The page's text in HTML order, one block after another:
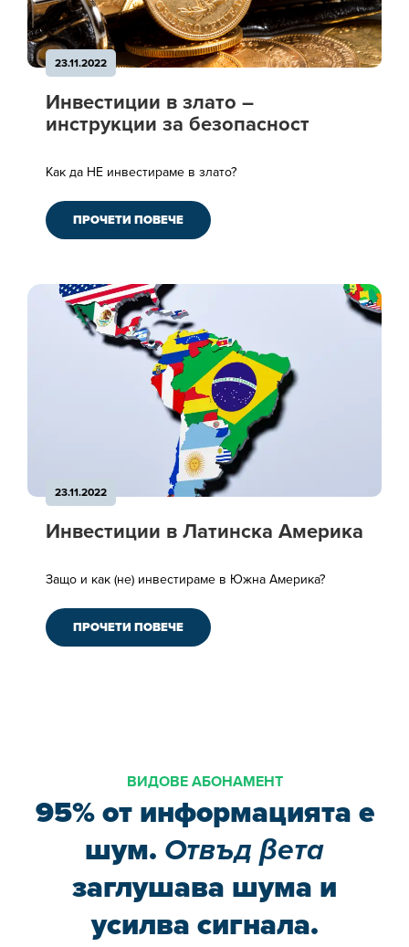
23.11.2022
Инвестиции в злато –
инструкции за безопасност
Как да НЕ инвестираме в злато?
ПРОЧЕТИ ПОВЕЧЕ
23.11.2022
Инвестиции в Латинска Америка
Защо и как (не) инвестираме в Южна Америка?
ПРОЧЕТИ ПОВЕЧЕ
ВИДОВЕ АБОНАМЕНТ
95% от информацията е
шум. Отвъд βета
заглушава шума и
усилва сигнала.